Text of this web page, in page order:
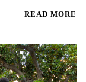
READ MORE